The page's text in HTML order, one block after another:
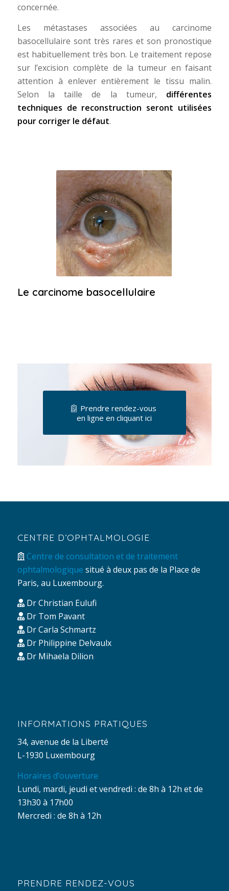
concernée.
Les métastases associées au carcinome
basocellulaire sont très rares et son pronostique
est habituellement très bon. Le traitement repose
sur l’excision complète de la tumeur en faisant
attention à enlever entièrement le tissu malin.
Selon la taille de la tumeur, différentes
techniques de reconstruction seront utilisées
pour corriger le défaut.
Le carcinome basocellulaire
Prendre rendez-vous
en ligne en cliquant ici
CENTRE D’OPHTALMOLOGIE
Centre de consultation et de traitement
ophtalmologique situé à deux pas de la Place de
Paris, au Luxembourg.
Dr Christian Eulufi
Dr Tom Pavant
Dr Carla Schmartz
Dr Philippine Delvaulx
Dr Mihaela Dilion
INFORMATIONS PRATIQUES
34, avenue de la Liberté
L-1930 Luxembourg
Horaires d’ouverture
Lundi, mardi, jeudi et vendredi : de 8h à 12h et de
13h30 à 17h00
Mercredi : de 8h à 12h
PRENDRE RENDEZ-VOUS